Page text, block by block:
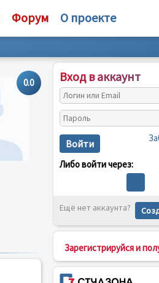
Форум О проекте
0.0 Вход в аккаунт
Войти
Либо войти через:
Ещё нет аккаунта?
Зарегистрируйся и